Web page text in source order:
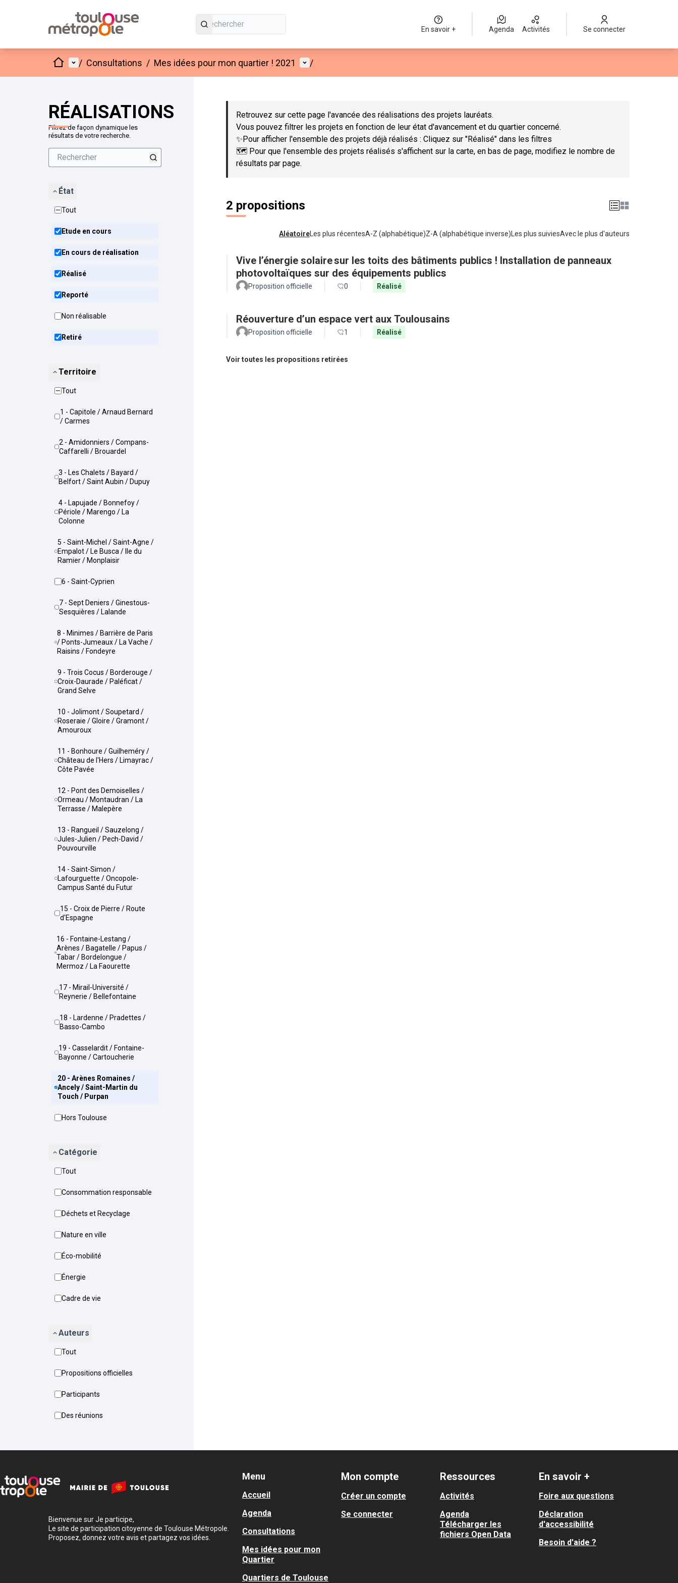
En savoir + Agenda Activités Se connecter
AccueilMenu principal
/ Consultations / Mes idées pour mon quartier ! 2021 Menu utilisateur
/
RÉALISATIONS
Filtrez de façon dynamique les
résultats de votre recherche.
État
Tout
Etude en cours
En cours de réalisation
Réalisé
Reporté
Non réalisable
Retiré
Territoire
Tout
1 - Capitole / Arnaud Bernard
/ Carmes
2 - Amidonniers / Compans-
Caffarelli / Brouardel
3 - Les Chalets / Bayard /
Belfort / Saint Aubin / Dupuy
4 - Lapujade / Bonnefoy /
Périole / Marengo / La
Colonne
5 - Saint-Michel / Saint-Agne /
Empalot / Le Busca / Ile du
Ramier / Monplaisir
6 - Saint-Cyprien
7 - Sept Deniers / Ginestous-
Sesquières / Lalande
8 - Minimes / Barrière de Paris
/ Ponts-Jumeaux / La Vache /
Raisins / Fondeyre
9 - Trois Cocus / Borderouge /
Croix-Daurade / Paléficat /
Grand Selve
10 - Jolimont / Soupetard /
Roseraie / Gloire / Gramont /
Amouroux
11 - Bonhoure / Guilheméry /
Château de l'Hers / Limayrac /
Côte Pavée
12 - Pont des Demoiselles /
Ormeau / Montaudran / La
Terrasse / Malepère
13 - Rangueil / Sauzelong /
Jules-Julien / Pech-David /
Pouvourville
14 - Saint-Simon /
Lafourguette / Oncopole-
Campus Santé du Futur
15 - Croix de Pierre / Route
d'Espagne
16 - Fontaine-Lestang /
Arènes / Bagatelle / Papus /
Tabar / Bordelongue /
Mermoz / La Faourette
17 - Mirail-Université /
Reynerie / Bellefontaine
18 - Lardenne / Pradettes /
Basso-Cambo
19 - Casselardit / Fontaine-
Bayonne / Cartoucherie
20 - Arènes Romaines /
Ancely / Saint-Martin du
Touch / Purpan
Hors Toulouse
Catégorie
Tout
Consommation responsable
Déchets et Recyclage
Nature en ville
Éco-mobilité
Énergie
Cadre de vie
Auteurs
Tout
Propositions officielles
Participants
Des réunions
Passer la carte
Retrouvez sur cette page l'avancée des réalisations des projets lauréats.
Vous pouvez filtrer les projets en fonction de leur état d'avancement et du quartier concerné.
✨Pour afficher l'ensemble des projets déjà réalisés : Cliquez sur "Réalisé" dans les filtres
🗺️ Pour que l'ensemble des projets réalisés s'affichent sur la carte, en bas de page, modifiez le nombre de
résultats par page.
2 propositions
Aléatoire Les plus récentesA-Z (alphabétique)Z-A (alphabétique inverse) Les plus suiviesAvec le plus d'auteurs
Vive l’énergie solaire sur les toits des bâtiments publics ! Installation de panneaux
photovoltaïques sur des équipements publics
Proposition officielle 0 Réalisé
Réouverture d’un espace vert aux Toulousains
Proposition officielle 1 Réalisé
Voir toutes les propositions retirées
Bienvenue sur Je participe,
Le site de participation citoyenne de Toulouse Métropole.
Proposez, donnez votre avis et partagez vos idées.
Menu
Accueil
Agenda
Consultations
Mes idées pour mon
Quartier
Quartiers de Toulouse
Mon compte
Créer un compte
Se connecter
Ressources
Activités
Agenda
Télécharger les
fichiers Open Data
En savoir +
Foire aux questions
Déclaration
d'accessibilité
Besoin d'aide ?